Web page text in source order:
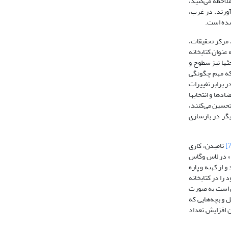
در غرب،
شده است.
تحقیقات،
کتابخانه
نیز سطوح و
مهم چگونگی
برابر تغییرات
و انتخابها
می‌کنند،
در بازسازی
نامیدن، کاری
در لاس وگاس
از کهنه و پاره‌
در کتابخانه
است به صورت
و بچه‌هایی که
افزایش تعداد